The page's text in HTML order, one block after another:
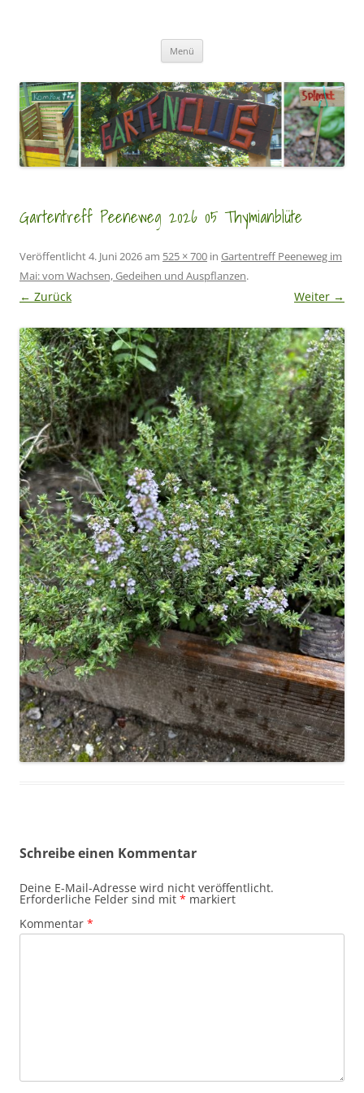
Menü
Gartentreff Peeneweg 2026 05 Thymianblüte
Veröffentlicht4. Juni 2026am 525 × 700 in Gartentreff Peeneweg im
Mai: vom Wachsen, Gedeihen und Auspflanzen.
← Zurück Weiter →
Schreibe einen Kommentar
Deine E-Mail-Adresse wird nicht veröffentlicht.
Erforderliche Felder sind mit * markiert
Kommentar *